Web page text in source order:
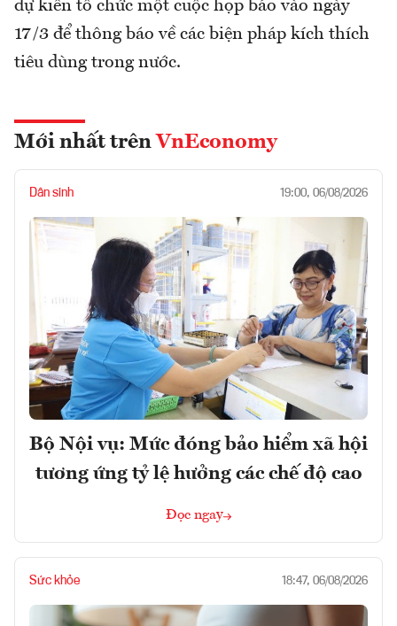
dự kiến tổ chức một cuộc họp báo vào ngày
17/3 để thông báo về các biện pháp kích thích
tiêu dùng trong nước.
Mới nhất trên VnEconomy
Dân sinh 19:00, 06/08/2026
Bộ Nội vụ: Mức đóng bảo hiểm xã hội
tương ứng tỷ lệ hưởng các chế độ cao
Đọc ngay
Sức khỏe 18:47, 06/08/2026